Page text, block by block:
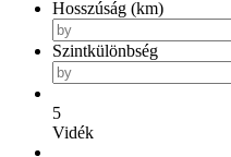
Hosszúság (km)
Szintkülönbség
5
Vidék